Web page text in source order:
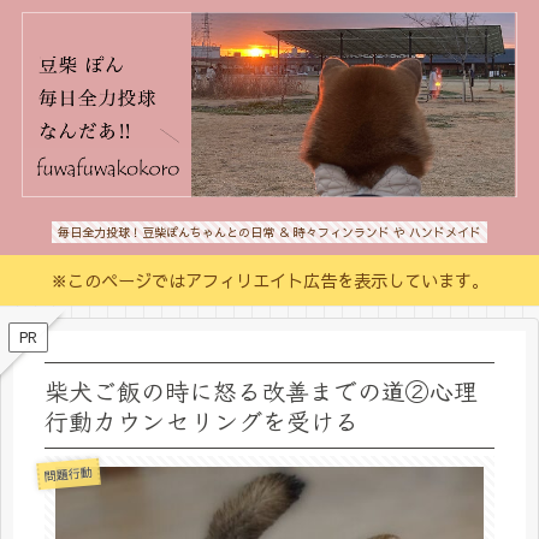
毎日全力投球！豆柴ぽんちゃんとの日常 ＆ 時々フィンランド や ハンドメイド
※このページではアフィリエイト広告を表示しています。
PR
柴犬ご飯の時に怒る改善までの道②心理
行動カウンセリングを受ける
問題行動